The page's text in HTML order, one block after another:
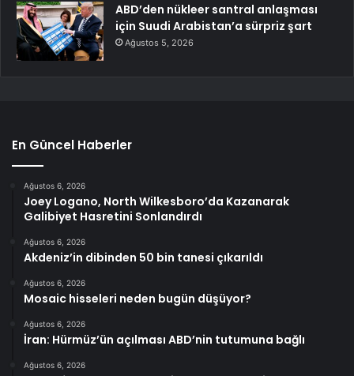
ABD’den nükleer santral anlaşması
için Suudi Arabistan’a sürpriz şart
Ağustos 5, 2026
En Güncel Haberler
Ağustos 6, 2026
Joey Logano, North Wilkesboro’da Kazanarak
Galibiyet Hasretini Sonlandırdı
Ağustos 6, 2026
Akdeniz’in dibinden 50 bin tanesi çıkarıldı
Ağustos 6, 2026
Mosaic hisseleri neden bugün düşüyor?
Ağustos 6, 2026
İran: Hürmüz’ün açılması ABD’nin tutumuna bağlı
Ağustos 6, 2026